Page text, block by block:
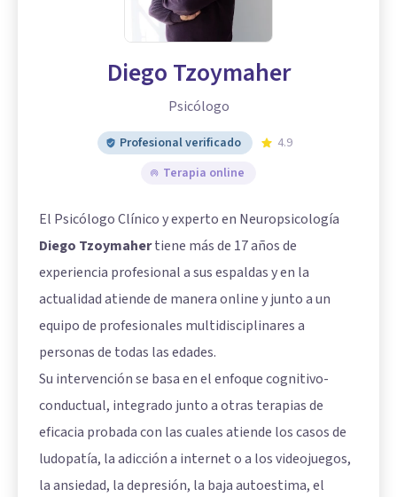
Diego Tzoymaher
Psicólogo
Profesional verificado
4.9
Terapia online
El Psicólogo Clínico y experto en Neuropsicología
Diego Tzoymahertiene más de 17 años de
experiencia profesional a sus espaldas y en la
actualidad atiende de manera online y junto a un
equipo de profesionales multidisciplinares a
personas de todas las edades.
Su intervención se basa en el enfoque cognitivo-
conductual, integrado junto a otras terapias de
eficacia probada con las cuales atiende los casos de
ludopatía, la adicción a internet o a los videojuegos,
la ansiedad, la depresión, la baja autoestima, el